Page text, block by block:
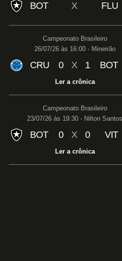
BOT X FLU
Campeonato Brasileiro
26/07/26 às 16:00 - Mineirão
CRU 0 X 1 BOT
Ler a crônica
Campeonato Brasileiro
23/07/26 às 19:30 - Nilton Santos
BOT 0 X 0 VIT
Ler a crônica